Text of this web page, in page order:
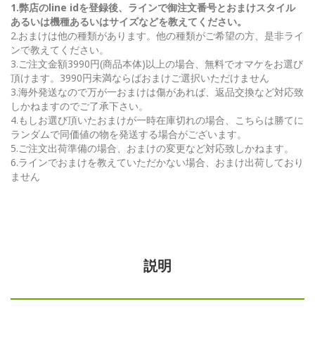
1.弊店のline idを登録後、ラインで御注文番号とおまけスタイル
あるいは機種あるいはサイズなどを教えてください。
2.おまけは他の種類があります。他の種類がご希望の方、是非ライ
ンで教えてください。
3.ご注文金額3990円(商品本体)以上の場合、無料でオマケをお選び
頂けます。3990円未満ならばおまけご選択いただけません
3.海外発送なので万が一おまけは傷があれば、返品交換など対応致
しかねますのでご了承下さい。
4.もしお選び頂いたおまけが一時在庫切れの場合、こちらは勝てに
ランダムで同価値の物を発送する場合がございます。
5.ご注文出荷準備の場合、おまけの変更など対応致しかねます。
6.ラインでおまけを教えていただかない場合、おまけ出荷しており
ません
説明